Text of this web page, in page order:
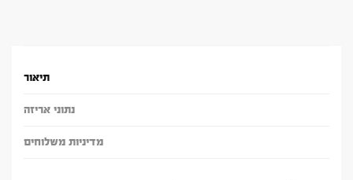
תיאור
נתוני אריזה
מדיניות משלוחים